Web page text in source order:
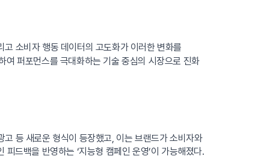
소비자 행동 데이터의 고도화가 이러한 변화를
퍼포먼스를 극대화하는 기술 중심의 시장으로 진화
등 새로운 형식이 등장했고, 이는 브랜드가 소비자와
드백을 반영하는 ‘지능형 캠페인 운영’이 가능해졌다.